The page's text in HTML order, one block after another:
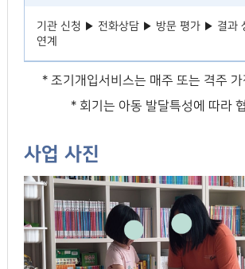
기관 신청 ▶ 전화상담 ▶ 방문 평가 ▶ 결과
연계
* 조기개입서비스는 매주 또는 격주
* 회기는 아동 발달특성에 따라
사업 사진